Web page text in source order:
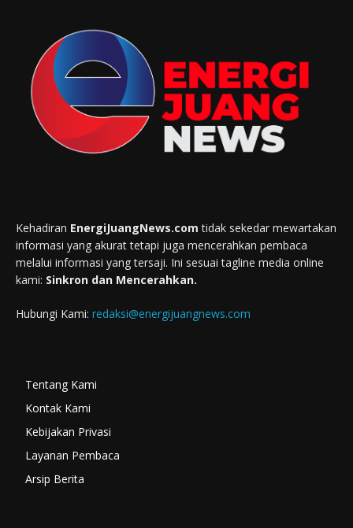
Kehadiran EnergiJuangNews.com tidak sekedar mewartakan
informasi yang akurat tetapi juga mencerahkan pembaca
melalui informasi yang tersaji. Ini sesuai tagline media online
kami: Sinkron dan Mencerahkan.
Hubungi Kami: redaksi@energijuangnews.com
Tentang Kami
Kontak Kami
Kebijakan Privasi
Layanan Pembaca
Arsip Berita